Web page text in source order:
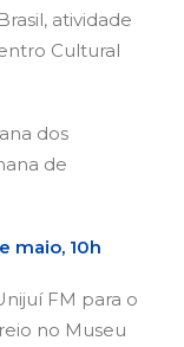
atividade
Cultural
dos
de
maio, 10h
FM para o
no Museu